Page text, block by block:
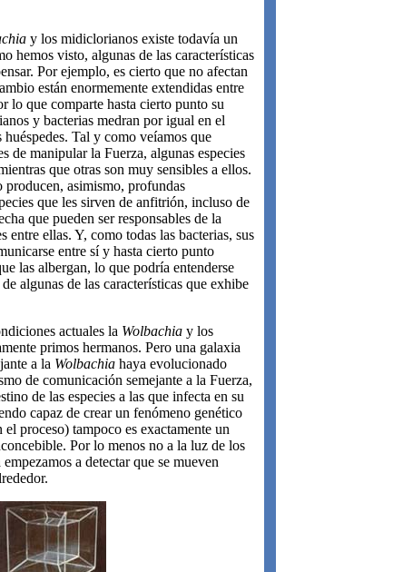
y los midiclorianos existe todavía un
hemos visto, algunas de las características
Por ejemplo, es cierto que no afectan
están enormemente extendidas entre
lo que comparte hasta cierto punto su
y bacterias medran por igual en el
Tal y como veíamos que
de manipular la Fuerza, algunas especies
que otras son muy sensibles a ellos.
producen, asimismo, profundas
que les sirven de anfitrión, incluso de
que pueden ser responsables de la
entre ellas. Y, como todas las bacterias, sus
entre sí y hasta cierto punto
las albergan, lo que podría entenderse
algunas de las características que exhibe
actuales la Wolbachia y los
primos hermanos. Pero una galaxia
a la Wolbachia haya evolucionado
de comunicación semejante a la Fuerza,
de las especies a las que infecta en su
capaz de crear un fenómeno genético
proceso) tampoco es exactamente un
Por lo menos no a la luz de los
a detectar que se mueven